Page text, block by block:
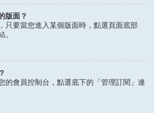
版面？
只要當您進入某個版面時，點選頁面底部
。
的會員控制台，點選底下的「管理訂閱」連